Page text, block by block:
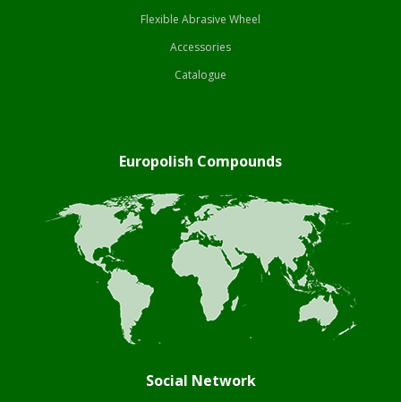
Flexible Abrasive Wheel
Accessories
Catalogue
Europolish Compounds
Social Network